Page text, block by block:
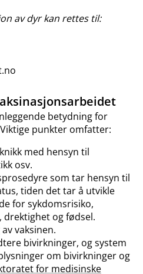
av dyr kan rettes til:
betydning for
punkter omfatter:
med hensyn til
osv.
som tar hensyn til
tiden det tar å utvikle
for sykdomsrisiko,
og fødsel.
vaksinen.
bivirkninger, og system
om bivirkninger og
for medisinske